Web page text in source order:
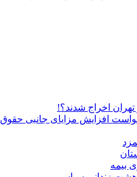
افزایش مزایای جانبی حقوق
بیمه